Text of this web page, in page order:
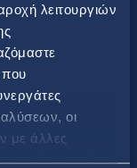
λειτουργιών
οι
με άλλες
ή τις οποίες